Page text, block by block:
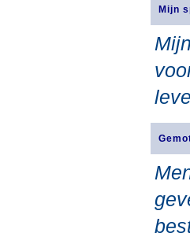
Mijn